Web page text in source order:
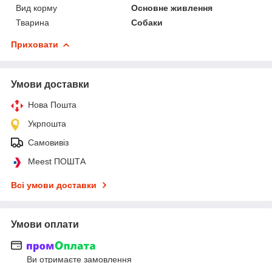
Вид корму
Основне живлення
Тварина
Собаки
Приховати
Умови доставки
Нова Пошта
Укрпошта
Самовивіз
Meest ПОШТА
Всі умови доставки
Умови оплати
Ви отримаєте замовлення